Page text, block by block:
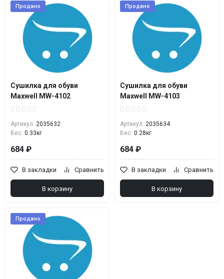
Продано
Сушилка для обуви
Maxwell MW-4102
Артикул: 2035632
Вес: 0.33кг
684 ₽
В закладки Сравнить
В корзину
Продано
Сушилка для обуви
Maxwell MW-4103
Артикул: 2035634
Вес: 0.28кг
684 ₽
В закладки Сравнить
В корзину
Продано